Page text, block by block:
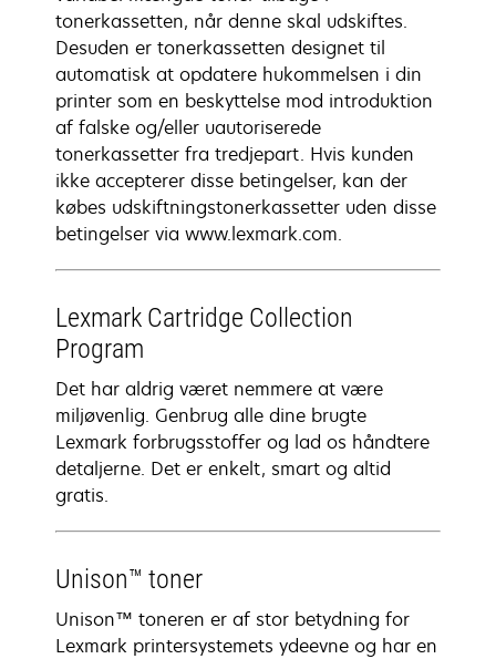
tonerkassetten, når denne skal udskiftes.
Desuden er tonerkassetten designet til
automatisk at opdatere hukommelsen i din
printer som en beskyttelse mod introduktion
af falske og/eller uautoriserede
tonerkassetter fra tredjepart. Hvis kunden
ikke accepterer disse betingelser, kan der
købes udskiftningstonerkassetter uden disse
betingelser via www.lexmark.com.
Lexmark Cartridge Collection
Program
Det har aldrig været nemmere at være
miljøvenlig. Genbrug alle dine brugte
Lexmark forbrugsstoffer og lad os håndtere
detaljerne. Det er enkelt, smart og altid
gratis.
Unison™ toner
Unison™ toneren er af stor betydning for
Lexmark printersystemets ydeevne og har en